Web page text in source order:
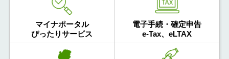
マイナポータル
ぴったりサービス
電子手続・確定申告
e-Tax、eLTAX